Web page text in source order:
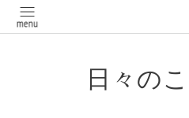
日々の